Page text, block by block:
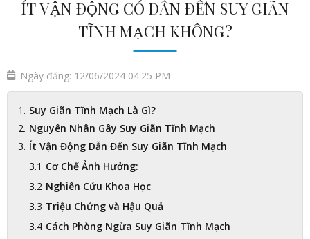
ÍT VẬN ĐỘNG CÓ DẪN ĐẾN SUY GIÃN
TĨNH MẠCH KHÔNG?
Ngày đăng: 12/06/2024 04:25 PM
Suy Giãn Tĩnh Mạch Là Gì?
Nguyên Nhân Gây Suy Giãn Tĩnh Mạch
Ít Vận Động Dẫn Đến Suy Giãn Tĩnh Mạch
Cơ Chế Ảnh Hưởng:
Nghiên Cứu Khoa Học
Triệu Chứng và Hậu Quả
Cách Phòng Ngừa Suy Giãn Tĩnh Mạch